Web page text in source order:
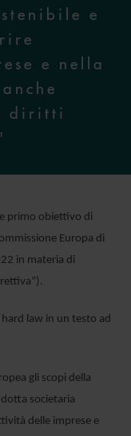
e
e nella
diritti
primo obiettivo di
Europa di
in materia di
law in un testo ad
gli scopi della
societaria
delle imprese e